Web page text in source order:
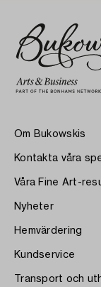
Om Bukowskis
Kontakta våra
Våra Fine Art-
Nyheter
Hemvärdering
Kundservice
Transport och